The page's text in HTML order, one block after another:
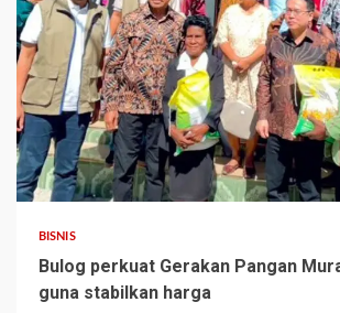
BISNIS
Bulog perkuat Gerakan Pangan
guna stabilkan harga